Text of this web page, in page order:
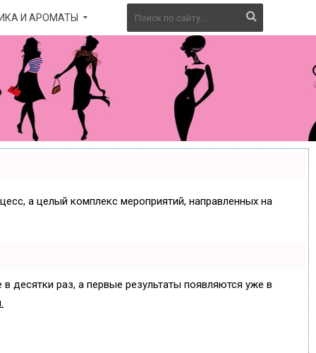
И АРОМАТЫ
а целый комплекс мероприятий, направленных на
десятки раз, а первые результаты появляются уже в